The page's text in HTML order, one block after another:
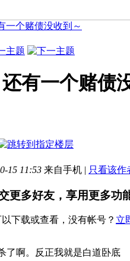
一个赌债没收到～
还有一个赌债
15 11:53 来自手机 | 只看该作
更多好友，享用更多功
以下载或查看，没有帐号？ 立
了啊。反正我就是白道卧底